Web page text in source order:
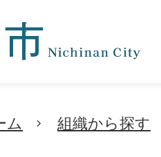
ム 組織から探す